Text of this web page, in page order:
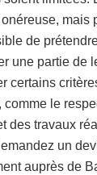
mais
de
une partie de
certains
le
des travaux
un
auprès de